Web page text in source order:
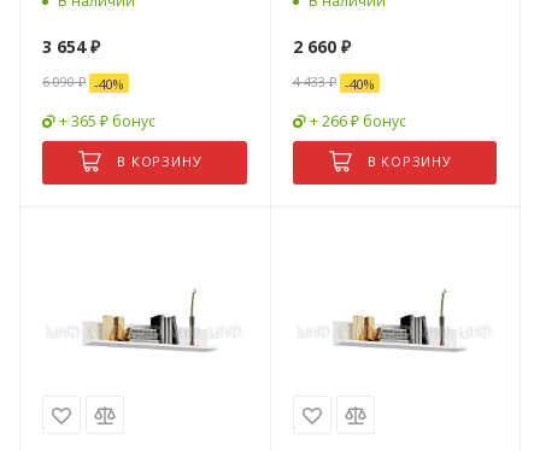
3 654₽
6 090₽ -40%
+ 365 ₽ бонус
В КОРЗИНУ
2 660₽
4 433₽ -40%
+ 266 ₽ бонус
В КОРЗИНУ